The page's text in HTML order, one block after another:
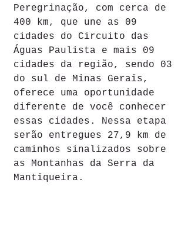
Peregrinação, com cerca de
400 km, que une as 09
cidades do Circuito das
Águas Paulista e mais 09
cidades da região, sendo 03
do sul de Minas Gerais,
oferece uma oportunidade
diferente de você conhecer
essas cidades. Nessa etapa
serão entregues 27,9 km de
caminhos sinalizados sobre
as Montanhas da Serra da
Mantiqueira.